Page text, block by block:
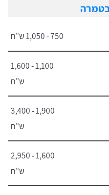
בטמרה
750 - 1,050 ש"ח
1,100 - 1,600
ש"ח
1,900 - 3,400
ש"ח
1,600 - 2,950
ש"ח